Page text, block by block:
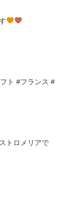
ト #フランス #
トロメリアで